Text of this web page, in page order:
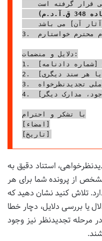
3.  لذا، با تقدیم این لایحه، تقاضای نقض دادنامه صادره و رسیدگی ماهوی مجدد به دعوا و در نهایت صدور حکم بر [مثال: الزام تجدیدنظرخوانده به حضور در دفترخانه و تنظیم سند رسمی انتقال ملک مورد معامله به نام اینجانب] را از آن مقام محترم خواستارم.
دلایل و منضمات:
1.  کپی مصدق دادنامه شماره [شماره دادنامه]
2.  کپی مصدق قرارداد بیع [یا هر سند دیگری]
3.  کپی شناسنامه و کارت ملی تجدیدنظرخواه
4.  [در صورت وجود، مدارک دیگر]
با تشکر و احترام
[امضاء]
استناد دقیق به
مشخص از پرونده شما برای هر
تلاش کنید نشان دهید که
یا بررسی دلایل، دچار خطا
مرحله تجدیدنظر نیز وجود